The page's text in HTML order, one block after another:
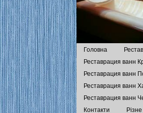
Головна
Реставрация ванн
Реставрация ванн
Реставрация ванн
Реставрация ванн
Контакти
Різне